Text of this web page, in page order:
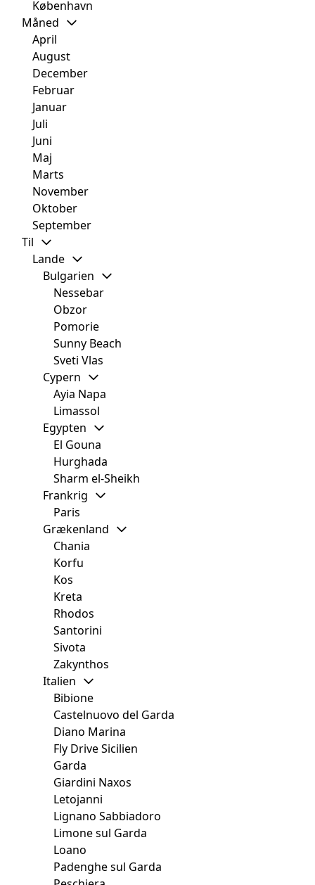
København
Måned
April
August
December
Februar
Januar
Juli
Juni
Maj
Marts
November
Oktober
September
Til
Lande
Bulgarien
Nessebar
Obzor
Pomorie
Sunny Beach
Sveti Vlas
Cypern
Ayia Napa
Limassol
Egypten
El Gouna
Hurghada
Sharm el-Sheikh
Frankrig
Paris
Grækenland
Chania
Korfu
Kos
Kreta
Rhodos
Santorini
Sivota
Zakynthos
Italien
Bibione
Castelnuovo del Garda
Diano Marina
Fly Drive Sicilien
Garda
Giardini Naxos
Letojanni
Lignano Sabbiadoro
Limone sul Garda
Loano
Padenghe sul Garda